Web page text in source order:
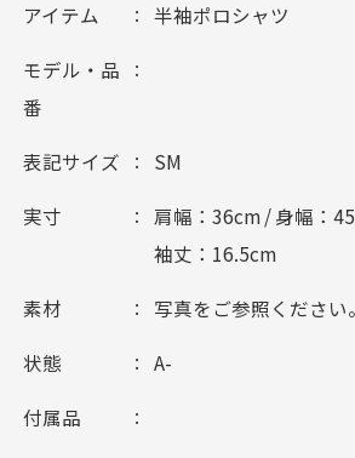
アイテム 半袖ポロシャツ
モデル・品
番
表記サイズ SM
実寸
肩幅：36cm / 身幅：
袖丈：16.5cm
素材 写真をご参照ください。
状態 A-
付属品